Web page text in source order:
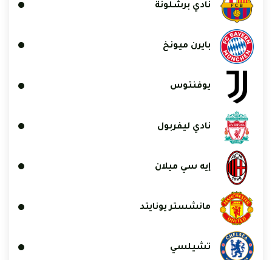
نادي برشلونة
بايرن ميونخ
يوفنتوس
نادي ليفربول
إيه سي ميلان
مانشستر يونايتد
تشيلسي